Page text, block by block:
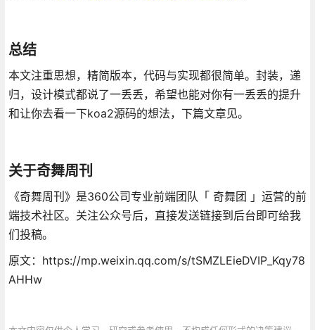
总结
本文注重思想，精简版本，代码与实现都很简单。封装，递
归，设计模式都说了一丢丢，希望也能对你有一丢丢的提升
和让你去看一下koa2源码的想法，下篇文章见。
关于奇舞周刊
《奇舞周刊》是360公司专业前端团队「 奇舞团 」运营的前
端技术社区。关注公众号后，直接发送链接到后台即可给我
们投稿。
原文：https://mp.weixin.qq.com/s/tSMZLEieDVIP_Kqy78
AHHw